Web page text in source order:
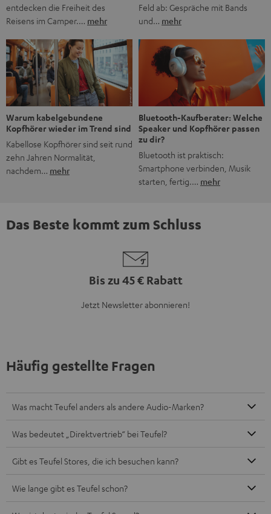
entdecken die Freiheit des
Reisens im Camper.… mehr
Feld ab: Gespräche mit Bands
und… mehr
Warum kabelgebundene
Kopfhörer wieder im Trend sind
Kabellose Kopfhörer sind seit rund
zehn Jahren Normalität,
nachdem… mehr
Bluetooth-Kaufberater: Welche
Speaker und Kopfhörer passen
zu dir?
Bluetooth ist praktisch:
Smartphone verbinden, Musik
starten, fertig.… mehr
Das Beste kommt zum Schluss
Bis zu 45 € Rabatt
Jetzt Newsletter abonnieren!
Häufig gestellte Fragen
Was macht Teufel anders als andere Audio-Marken?
Was bedeutet „Direktvertrieb“ bei Teufel?
Gibt es Teufel Stores, die ich besuchen kann?
Wie lange gibt es Teufel schon?